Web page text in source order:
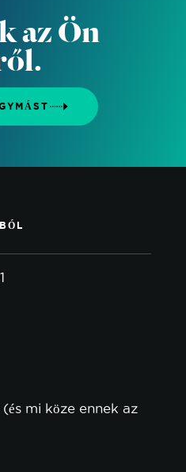
az Ön
mi köze ennek az